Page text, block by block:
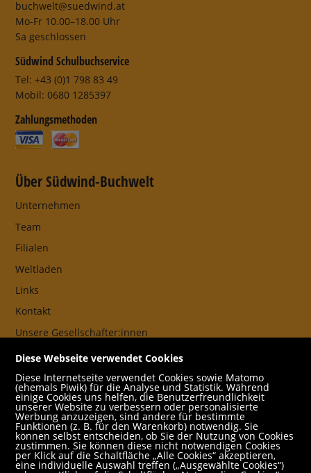
buchwelt@suedwind.at
Mo-Fr 10.00–18.00 Uhr
Sa geschlossen
Südwind Schulbuchservice
Tel: +43 (0)1 798 83 49
Mobil: 0680 1285397
Zahlungsmethoden
Über Südwind-Buchwelt
Unternehmen
Team
Filialen
Weltladen
Links
Kontakt
Unsere Gesellschafter:innen
AGB
Impressum
Datenschutz- und Cookieerklärung
Freund:innen
Service
Jobs
Diese Webseite verwendet Cookies
Diese Internetseite verwendet Cookies sowie Matomo
(ehemals Piwik) für die Analyse und Statistik. Während
einige Cookies uns helfen, die Benutzerfreundlichkeit
unserer Website zu verbessern oder personalisierte
Werbung anzuzeigen, sind andere für bestimmte
Funktionen (z. B. für den Warenkorb) notwendig. Sie
können selbst entscheiden, ob Sie der Nutzung von Cookies
zustimmen. Sie können diese nicht notwendigen Cookies
per Klick auf die Schaltfläche „Alle Cookies“ akzeptieren,
eine individuelle Auswahl treffen („Ausgewählte Cookies“)